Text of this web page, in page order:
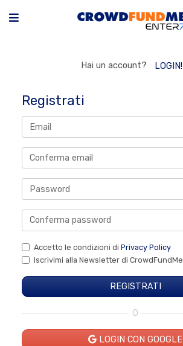
Hai un account? LOGIN!
Registrati
Accetto le condizioni di Privacy Policy
Iscrivimi alla Newsletter di CrowdFundMe
O
LOGIN CON GOOGLE